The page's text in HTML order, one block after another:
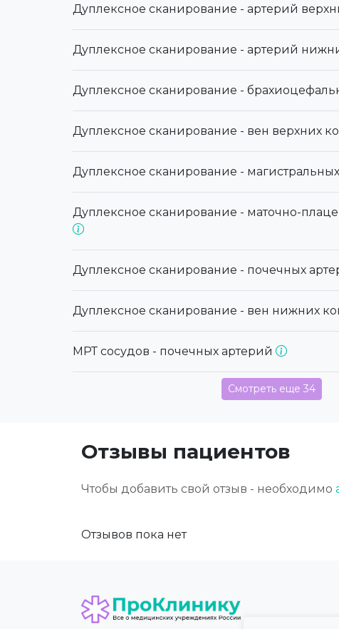
Дуплексное сканирование - артерий
Дуплексное сканирование - артерий
Дуплексное сканирование -
Дуплексное сканирование - вен верхних
Дуплексное сканирование -
Дуплексное сканирование - маточно-
Дуплексное сканирование - почечных
Дуплексное сканирование - вен нижних
МРТ сосудов - почечных артерий
Смотреть еще 34
Отзывы пациентов
Чтобы добавить свой отзыв - необходимо
Отзывов пока нет